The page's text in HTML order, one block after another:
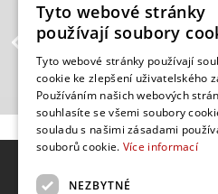
Tyto webové stránky
používají soubory
Tyto webové stránky používají
cookie ke zlepšení uživatelského
Používáním našich webových
souhlasíte se všemi soubory
souladu s našimi zásadami
souborů cookie. Více informací
NEZBYTNÉ